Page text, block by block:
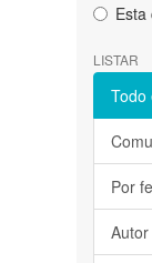
Esta
LISTAR
Todo
Por
Autor